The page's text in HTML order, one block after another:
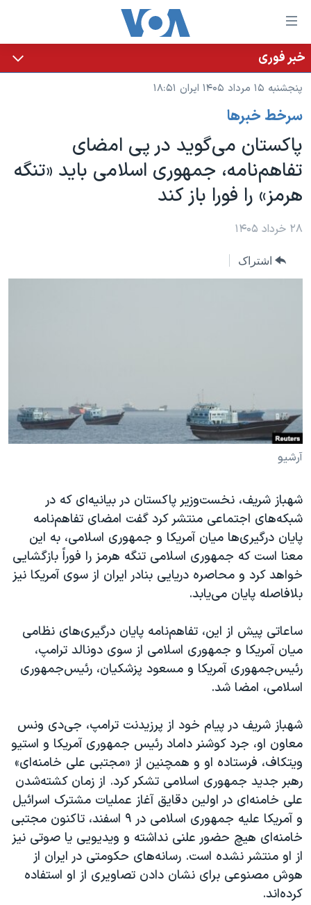
لینکهای
قابل
دسترسی
جهش
محتوای
اصلی
جهش
به
صفحه
جهش
خانه
نسخه سبک وب‌سایت
موضوع ها
ایران
آمریکا
جهان
ورزشی
اسرائیل در جنگ
برنامه های تلویزیونی
جدول برنامه ها
صفحه‌های ویژه
جام جهانی ۲۰۲۶
ورزش زنان در ایران
تریبونال مردمی آبان ۹۸
دادگاه حمید نوری
چهل سال گروگان‌گیری
قانون شفافیت دارائی کادر رهبری ایران
اعتراضات مردمی آبان ۹۸
اسرائیل در جنگ
نرگس محمدی برنده جایزه نوبل صلح
همایش محافظه‌کاران آمریکا «سی‌پک»
سفر پرزیدنت ترامپ به چین
فرکانس‌های صدای آمریکا
زبانهای مختلف
خبر فوری
پنجشنبه ۱۵ مرداد ۱۴۰۵ ایران ۱۸:۵۱
سرخط خبرها
پاکستان می‌گوید در پی امضای
تفاهم‌نامه، جمهوری اسلامی باید «تنگه
هرمز» را فورا باز کند
۲۸ خرداد ۱۴۰۵
اشتراک
آرشیو
شهباز شریف، نخست‌وزیر پاکستان در بیانیه‌ای که در
شبکه‌های اجتماعی منتشر کرد گفت امضای تفاهم‌نامه
پایان درگیری‌ها میان آمریکا و جمهوری اسلامی، به این
معنا است که جمهوری اسلامی تنگه هرمز را فوراً بازگشایی
خواهد کرد و محاصره دریایی بنادر ایران از سوی آمریکا نیز
بلافاصله پایان می‌یابد.
ساعاتی پیش از این، تفاهم‌نامه پایان درگیری‌های نظامی
میان آمریکا و جمهوری اسلامی از سوی دونالد ترامپ،
رئيس‌جمهوری آمریکا و مسعود پزشکیان، رئیس‌جمهوری
اسلامی، امضا شد.
شهباز شریف در پیام خود از پرزیدنت ترامپ، جی‌دی ونس
معاون او، جرد کوشنر داماد رئيس جمهوری آمریکا و استیو
ویتکاف، فرستاده او و همچنین از «مجتبی علی خامنه‌ای»
رهبر جدید جمهوری اسلامی تشکر کرد. از زمان کشته‌شدن
علی خامنه‌ای در اولین دقایق آغاز عملیات مشترک اسرائيل
و آمریکا علیه جمهوری اسلامی در ۹ اسفند، تاکنون مجتبی
خامنه‌ای هیچ حضور علنی نداشته و ویدیویی یا صوتی نیز
از او منتشر نشده است. رسانه‌های حکومتی در ایران از
هوش مصنوعی برای نشان دادن تصاویری از او استفاده
کرده‌اند.